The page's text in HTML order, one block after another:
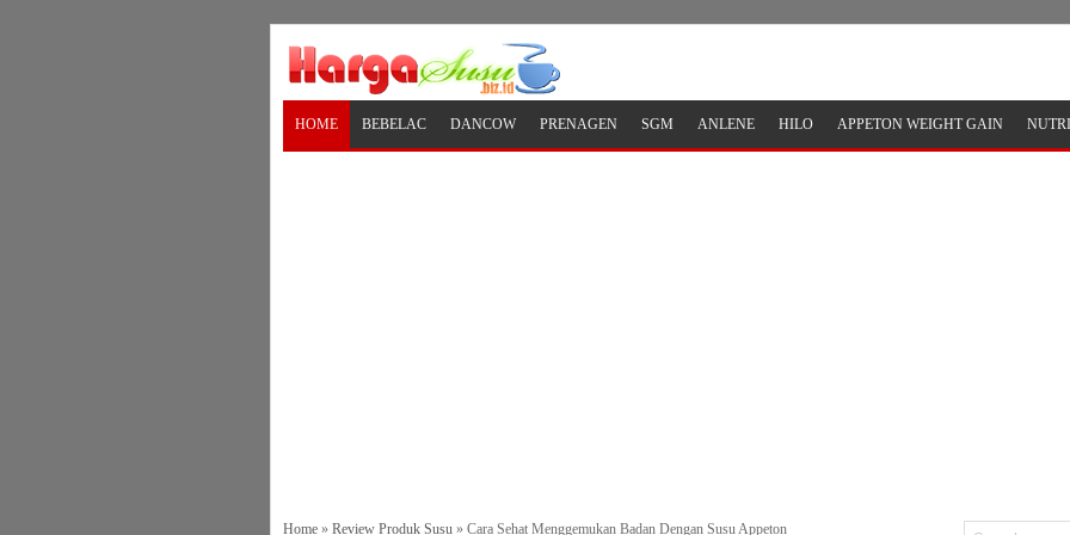
HOME BEBELAC DANCOW PRENAGEN SGM ANLENE HILO APPETON WEIGHT GAIN
Home » Review Produk Susu » Cara Sehat Menggemukan Badan Dengan Susu Appeton